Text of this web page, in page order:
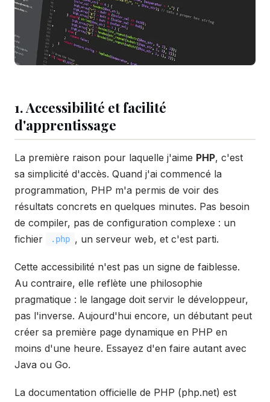
1. Accessibilité et facilité
d'apprentissage
La première raison pour laquelle j'aime PHP, c'est
sa simplicité d'accès. Quand j'ai commencé la
programmation, PHP m'a permis de voir des
résultats concrets en quelques minutes. Pas besoin
de compiler, pas de configuration complexe : un
fichier
.php , un serveur web, et c'est parti.
Cette accessibilité n'est pas un signe de faiblesse.
Au contraire, elle reflète une philosophie
pragmatique : le langage doit servir le développeur,
pas l'inverse. Aujourd'hui encore, un débutant peut
créer sa première page dynamique en PHP en
moins d'une heure. Essayez d'en faire autant avec
Java ou Go.
La documentation officielle de PHP (php.net) est